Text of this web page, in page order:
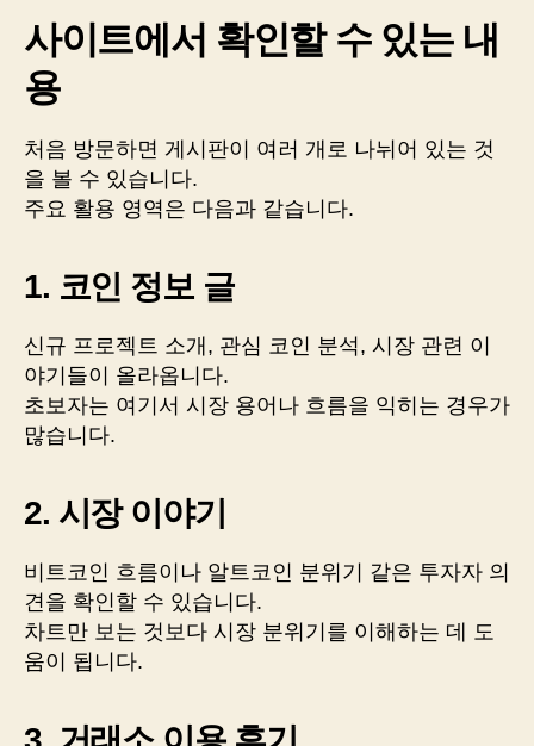
사이트에서 확인할 수 있는 내
용
처음 방문하면 게시판이 여러 개로 나뉘어 있는 것
을 볼 수 있습니다.
주요 활용 영역은 다음과 같습니다.
1. 코인 정보 글
신규 프로젝트 소개, 관심 코인 분석, 시장 관련 이
야기들이 올라옵니다.
초보자는 여기서 시장 용어나 흐름을 익히는 경우가
많습니다.
2. 시장 이야기
비트코인 흐름이나 알트코인 분위기 같은 투자자 의
견을 확인할 수 있습니다.
차트만 보는 것보다 시장 분위기를 이해하는 데 도
움이 됩니다.